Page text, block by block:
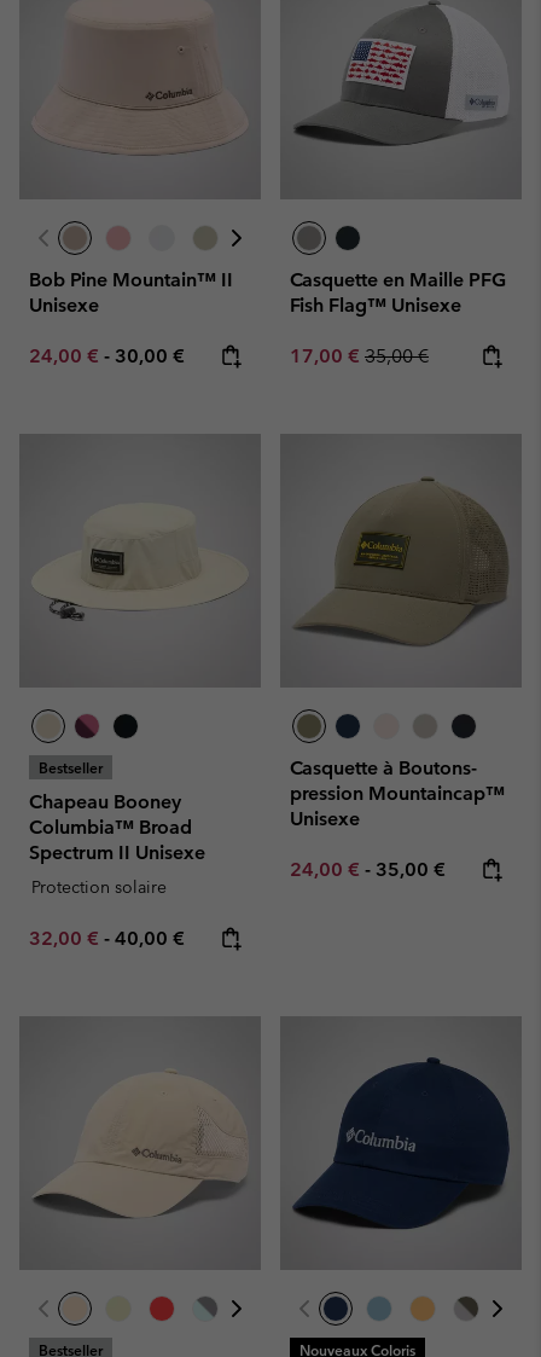
Bob Pine Mountain™ II
Unisexe
Minimum sale price:
24,00 € - Maximum price:
30,00 €
Casquette en Maille PFG
Fish Flag™ Unisexe
Sale price:
17,00 € Regular price:
35,00 €
Bestseller
Chapeau Booney
Columbia™ Broad
Spectrum II Unisexe
Protection solaire
Minimum sale price:
32,00 € - Maximum price:
40,00 €
Casquette à Boutons-
pression Mountaincap™
Unisexe
Minimum sale price:
24,00 € - Maximum price:
35,00 €
Bestseller Nouveaux Coloris